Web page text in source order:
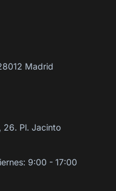
Madrid
26. Pl. Jacinto
9:00 - 17:00